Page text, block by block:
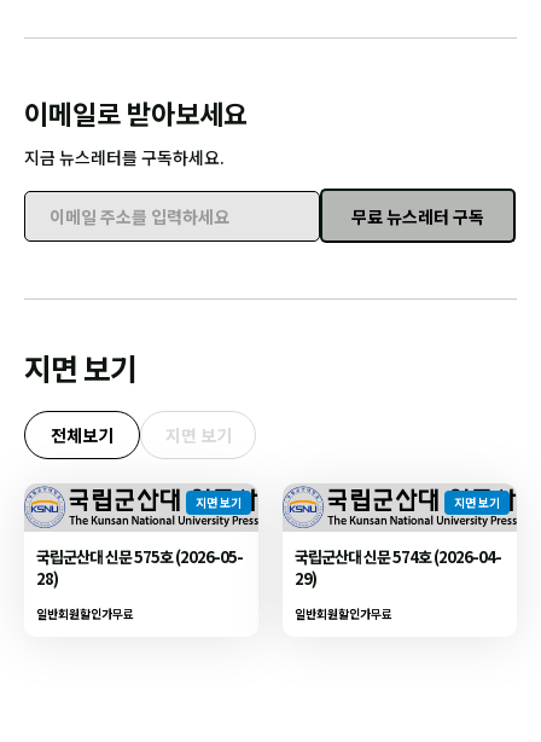
이메일로 받아보세요
지금 뉴스레터를 구독하세요.
이메일 주소를 입력하세요
무료 뉴스레터 구독
지면 보기
전체보기 지면 보기
지면 보기
국립군산대 신문 575호 (2026-05-
28)
일반회원할인가무료
지면 보기
국립군산대 신문 574호 (2026-04-
29)
일반회원할인가무료